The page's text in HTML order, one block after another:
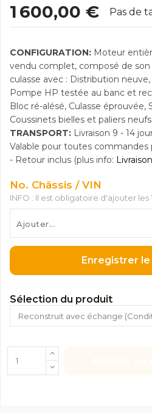
1 600,00 € Pas de
CONFIGURATION: Moteur
vendu complet, composé de
culasse avec : Distribution
Pompe HP testée au banc et
Bloc ré-alésé, Culasse
Coussinets bielles et paliers
TRANSPORT: Livraison 9 - 14
Valable pour toutes commandes
- Retour inclus (plus info: Livraison
No. Châssis / VIN
INFO : Il est obligatoire d'ajouter les
Enregistrer le
Sélection du produit